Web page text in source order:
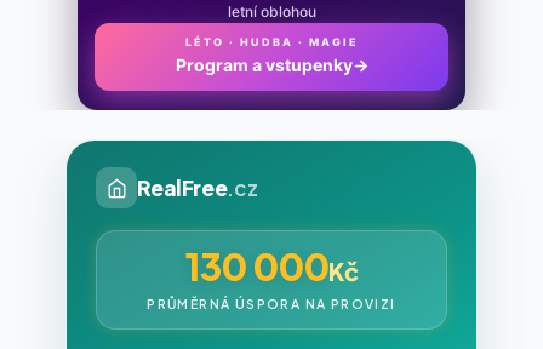
letní oblohou
LÉTO · HUDBA · MAGIE
Program a vstupenky →
RealFree.cz
130 000Kč
PRŮMĚRNÁ ÚSPORA NA PROVIZI